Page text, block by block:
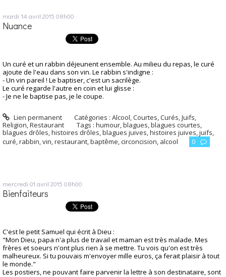
mardi 14 avril 2015 08h00
Nuance
Un curé et un rabbin déjeunent ensemble. Au milieu du repas, le curé
ajoute de l'eau dans son vin. Le rabbin s'indigne :
- Un vin pareil ! Le baptiser, c'est un sacrilège.
Le curé regarde l'autre en coin et lui glisse :
- Je ne le baptise pas, je le coupe.
Lien permanent Catégories :Alcool,Courtes,Curés,Juifs,
Religion,Restaurant Tags : humour,blagues,blagues courtes,
blagues drôles,histoires drôles,blagues juives,histoires juives,juifs,
curé,rabbin,vin,restaurant,baptême,circoncision, alcool 0
mercredi 01 avril 2015 08h00
Bienfaiteurs
C'est le petit Samuel qui écrit à Dieu :
"Mon Dieu, papa n'a plus de travail et maman est très malade. Mes
frères et soeurs n'ont plus rien à se mettre. Tu vois qu'on est très
malheureux. Si tu pouvais m'envoyer mille euros, ça ferait plaisir à tout
le monde."
Les postiers, ne pouvant faire parvenir la lettre à son destinataire, sont